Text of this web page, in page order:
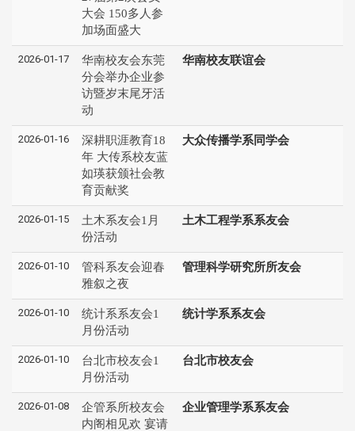
大会 150多人参
加场面盛大
2026-01-17
华南校友会东莞
分会举办企业参
访暨岁末尾牙活
动
华南校友联谊会
2026-01-16
深耕职涯教育18
年 大传系校友蓝
如瑛获颁社会教
育贡献奖
大众传播学系同学会
2026-01-15
土木系友会1月
份活动
土木工程学系系友会
2026-01-10
管科系友会迎春
雅叙之夜
管理科学研究所所友会
2026-01-10
统计系系友会1
月份活动
统计学系系友会
2026-01-10
台北市校友会1
月份活动
台北市校友会
2026-01-08
企管系所校友会
内阁相见欢 宴请
企业管理学系系友会